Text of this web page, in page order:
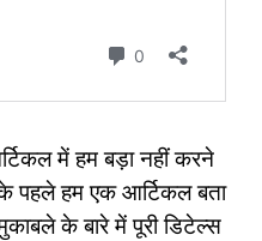
में हम बड़ा नहीं करने
पहले हम एक आर्टिकल बता
के बारे में पूरी डिटेल्स